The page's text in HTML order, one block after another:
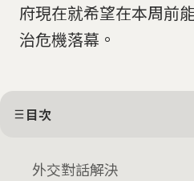
府現在就希望在本周前
治危機落幕。
目次
外交對話解決